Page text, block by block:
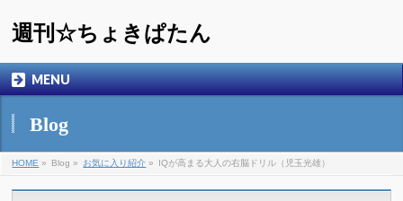
週刊☆ちょきぱたん
MENU
Blog
HOME » Blog » お気に入り紹介 » IQが高まる大人の右脳ドリル（児玉光雄）